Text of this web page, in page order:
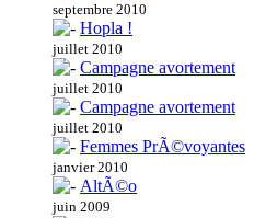
septembre 2010
Hopla !
juillet 2010
Campagne avortement
juillet 2010
Campagne avortement
juillet 2010
Femmes PrÃ©voyantes
janvier 2010
AltÃ©o
juin 2009